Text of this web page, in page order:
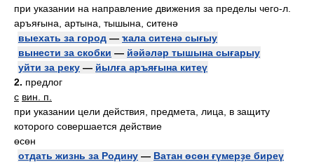
при указании на направление движения за пределы чего-л.
аръяғына, артына, тышына, ситенә
выехать за город — ҡала ситенә сығыу
вынести за скобки — йәйәләр тышына сығарыу
уйти за реку — йылға аръяғына китеү
2. предлог
с вин. п.
при указании цели действия, предмета, лица, в защиту
которого совершается действие
өсөн
отдать жизнь за Родину — Ватан өсөн ғүмерҙе биреү